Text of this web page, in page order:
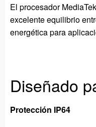
El procesador
excelente equilibrio
energética para
Diseñado
Protección IP64